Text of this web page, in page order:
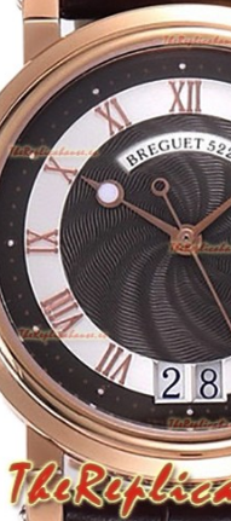
& ARPELS DONDE DES
CAJA ACERO INOXIDABLE
MOVIMIENTO SUIZO
MXN$ 9,525.15